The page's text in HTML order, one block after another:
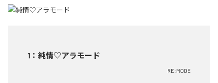
1 ： 純情♡アラモード
RE:MODE